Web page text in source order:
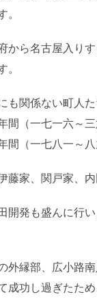
。
から名古屋入り
。
も関係ない町人
間（一七一六～
間（一七八一～
藤家、関戸家、
開発も盛んに行
外縁部、広小路
成功し過ぎたた